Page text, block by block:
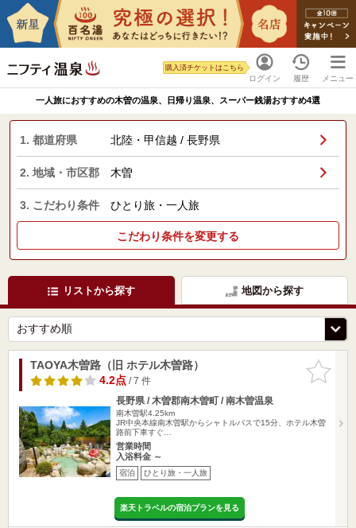
ログイン
購入済チケットはこちら
履歴 メニュー
一人旅におすすめの木曽の温泉、日帰り温泉、スーパー銭湯おすすめ4選
1. 都道府県 北陸・甲信越 / 長野県
2. 地域・市区郡 木曽
3. こだわり条件 ひとり旅・一人旅
こだわり条件を変更する
リストから探す 地図から探す
お気に入
りに追加
TAOYA木曽路（旧 ホテル木曽路）
4.2点/ 7 件
長野県 / 木曽郡南木曽町 / 南木曽温泉
南木曽駅4.25km
JR中央本線南木曽駅からシャトルバスで15分、ホテル木曽
路前下車すぐ…
営業時間
入浴料金 ～
宿泊 ひとり旅・一人旅
楽天トラベルの宿泊プランを見る